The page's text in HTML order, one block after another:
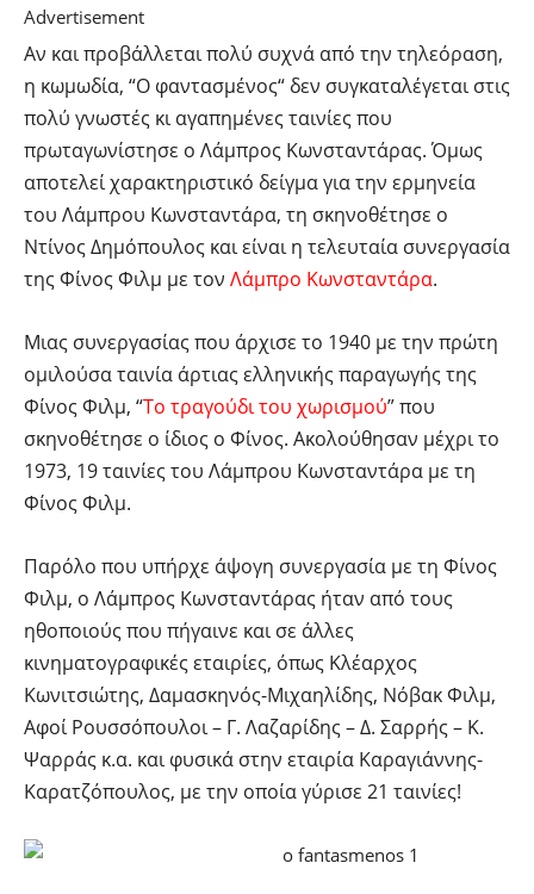
Advertisement
Αν και προβάλλεται πολύ συχνά από την τηλεόραση,
η κωμωδία, “Ο φαντασμένος“ δεν συγκαταλέγεται στις
πολύ γνωστές κι αγαπημένες ταινίες που
πρωταγωνίστησε ο Λάμπρος Κωνσταντάρας. Όμως
αποτελεί χαρακτηριστικό δείγμα για την ερμηνεία
του Λάμπρου Κωνσταντάρα, τη σκηνοθέτησε ο
Ντίνος Δημόπουλος και είναι η τελευταία συνεργασία
της Φίνος Φιλμ με τον Λάμπρο Κωνσταντάρα.
Μιας συνεργασίας που άρχισε το 1940 με την πρώτη
ομιλούσα ταινία άρτιας ελληνικής παραγωγής της
Φίνος Φιλμ, “Το τραγούδι του χωρισμού” που
σκηνοθέτησε ο ίδιος ο Φίνος. Ακολούθησαν μέχρι το
1973, 19 ταινίες του Λάμπρου Κωνσταντάρα με τη
Φίνος Φιλμ.
Παρόλο που υπήρχε άψογη συνεργασία με τη Φίνος
Φιλμ, ο Λάμπρος Κωνσταντάρας ήταν από τους
ηθοποιούς που πήγαινε και σε άλλες
κινηματογραφικές εταιρίες, όπως Κλέαρχος
Κωνιτσιώτης, Δαμασκηνός-Μιχαηλίδης, Νόβακ Φιλμ,
Αφοί Ρουσσόπουλοι – Γ. Λαζαρίδης – Δ. Σαρρής – Κ.
Ψαρράς κ.α. και φυσικά στην εταιρία Καραγιάννης-
Καρατζόπουλος, με την οποία γύρισε 21 ταινίες!